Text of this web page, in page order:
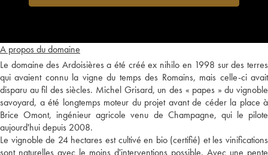
A propos du domaine
Le domaine des Ardoisières a été créé ex nihilo en 1998 sur des terres
qui avaient connu la vigne du temps des Romains, mais celle-ci avait
disparu au fil des siècles. Michel Grisard, un des « papes » du vignoble
savoyard, a été longtemps moteur du projet avant de céder la place à
Brice Omont, ingénieur agricole venu de Champagne, qui le pilote
aujourd'hui depuis 2008.
Le vignoble de 24 hectares est cultivé en bio (certifié) et les vinifications
sont naturelles avec le moins d'interventions possible. Avec une pente